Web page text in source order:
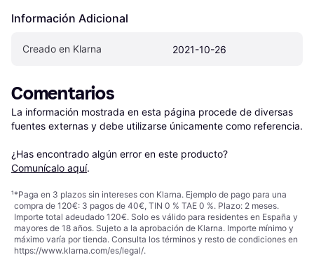
Información Adicional
Creado en Klarna 2021-10-26
Comentarios
La información mostrada en esta página procede de diversas
fuentes externas y debe utilizarse únicamente como referencia.
¿Has encontrado algún error en este producto?
Comunícalo aquí.
¹*Paga en 3 plazos sin intereses con Klarna. Ejemplo de pago para una
compra de 120€: 3 pagos de 40€, TIN 0 % TAE 0 %. Plazo: 2 meses.
Importe total adeudado 120€. Solo es válido para residentes en España y
mayores de 18 años. Sujeto a la aprobación de Klarna. Importe mínimo y
máximo varía por tienda. Consulta los términos y resto de condiciones en
https://www.klarna.com/es/legal/.